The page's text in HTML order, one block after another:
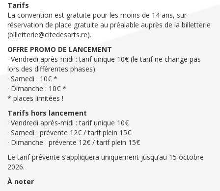
Tarifs
La convention est gratuite pour les moins de 14 ans, sur
réservation de place gratuite au préalable auprès de la billetterie
(billetterie@citedesarts.re).
OFFRE PROMO DE LANCEMENT
· Vendredi après-midi : tarif unique 10€ (le tarif ne change pas
lors des différentes phases)
· Samedi : 10€ *
· Dimanche : 10€ *
* places limitées !
Tarifs hors lancement
· Vendredi après-midi : tarif unique 10€
· Samedi : prévente 12€ / tarif plein 15€
· Dimanche : prévente 12€ / tarif plein 15€
Le tarif prévente s’appliquera uniquement jusqu’au 15 octobre
2026.
À noter